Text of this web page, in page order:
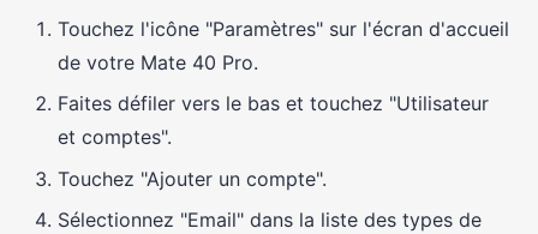
Touchez l'icône "Paramètres" sur l'écran d'accueil
de votre Mate 40 Pro.
Faites défiler vers le bas et touchez "Utilisateur
et comptes".
Touchez "Ajouter un compte".
Sélectionnez "Email" dans la liste des types de